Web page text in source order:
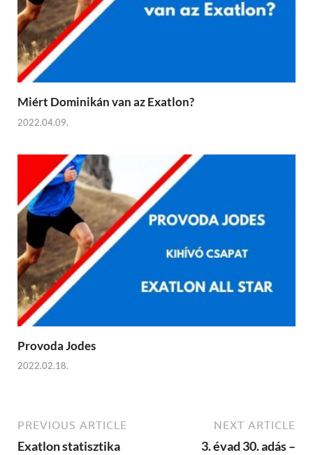
Miért Dominikán van az Exatlon?
2022.04.09.
Provoda Jodes
2022.02.18.
PREVIOUS ARTICLE
Exatlon statisztika
NEXT ARTICLE
3. évad 30. adás –